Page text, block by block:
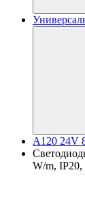
A120 24V
W/m,